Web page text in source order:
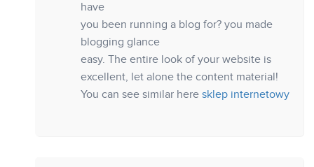
have
you been running a blog for? you made
blogging glance
easy. The entire look of your website is
excellent, let alone the content material!
You can see similar here sklep internetowy